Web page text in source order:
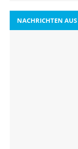
NACHRICHTEN